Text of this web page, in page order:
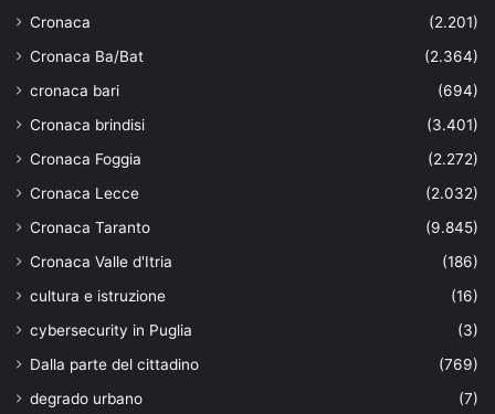
Cronaca
(2.201)
Cronaca Ba/Bat
(2.364)
cronaca bari
(694)
Cronaca brindisi
(3.401)
Cronaca Foggia
(2.272)
Cronaca Lecce
(2.032)
Cronaca Taranto
(9.845)
Cronaca Valle d'Itria
(186)
cultura e istruzione
(16)
cybersecurity in Puglia
(3)
Dalla parte del cittadino
(769)
degrado urbano
(7)